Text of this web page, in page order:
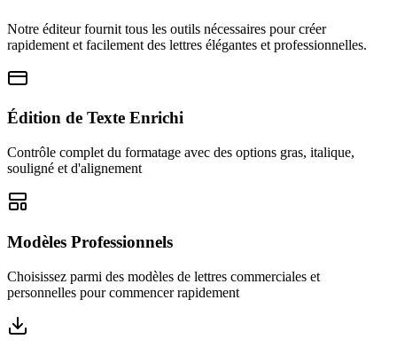
Notre éditeur fournit tous les outils nécessaires pour créer
rapidement et facilement des lettres élégantes et professionnelles.
Édition de Texte Enrichi
Contrôle complet du formatage avec des options gras, italique,
souligné et d'alignement
Modèles Professionnels
Choisissez parmi des modèles de lettres commerciales et
personnelles pour commencer rapidement